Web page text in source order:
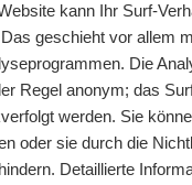
kann Ihr Surf-
geschieht vor allem
Die
Regel anonym; das
werden. Sie
oder sie durch die
Detaillierte